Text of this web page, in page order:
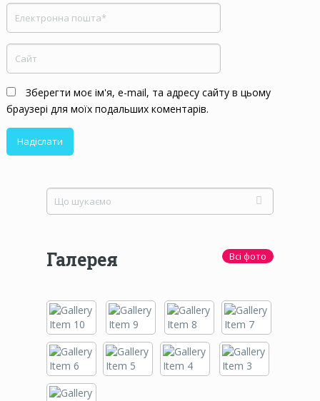
Зберегти моє ім'я, e-mail, та адресу сайту в цьому
браузері для моїх подальших коментарів.
Галерея Всі фото